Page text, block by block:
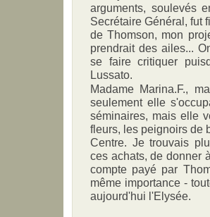
arguments, soulevés
Secrétaire Général, fut
de Thomson, mon
prendrait des ailes...
se faire critiquer
Lussato.
Madame Marina.F.,
seulement elle
séminaires, mais elle
fleurs, les peignoirs de
Centre. Je trouvais
ces achats, de donner
compte payé par
même importance -
aujourd'hui l'Elysée.